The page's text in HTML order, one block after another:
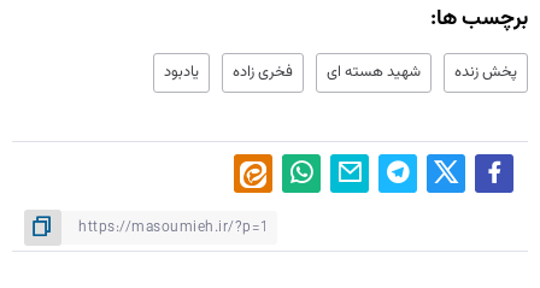
برچسب ها:
پخش زنده شهید هسته ای فخری زاده یادبود